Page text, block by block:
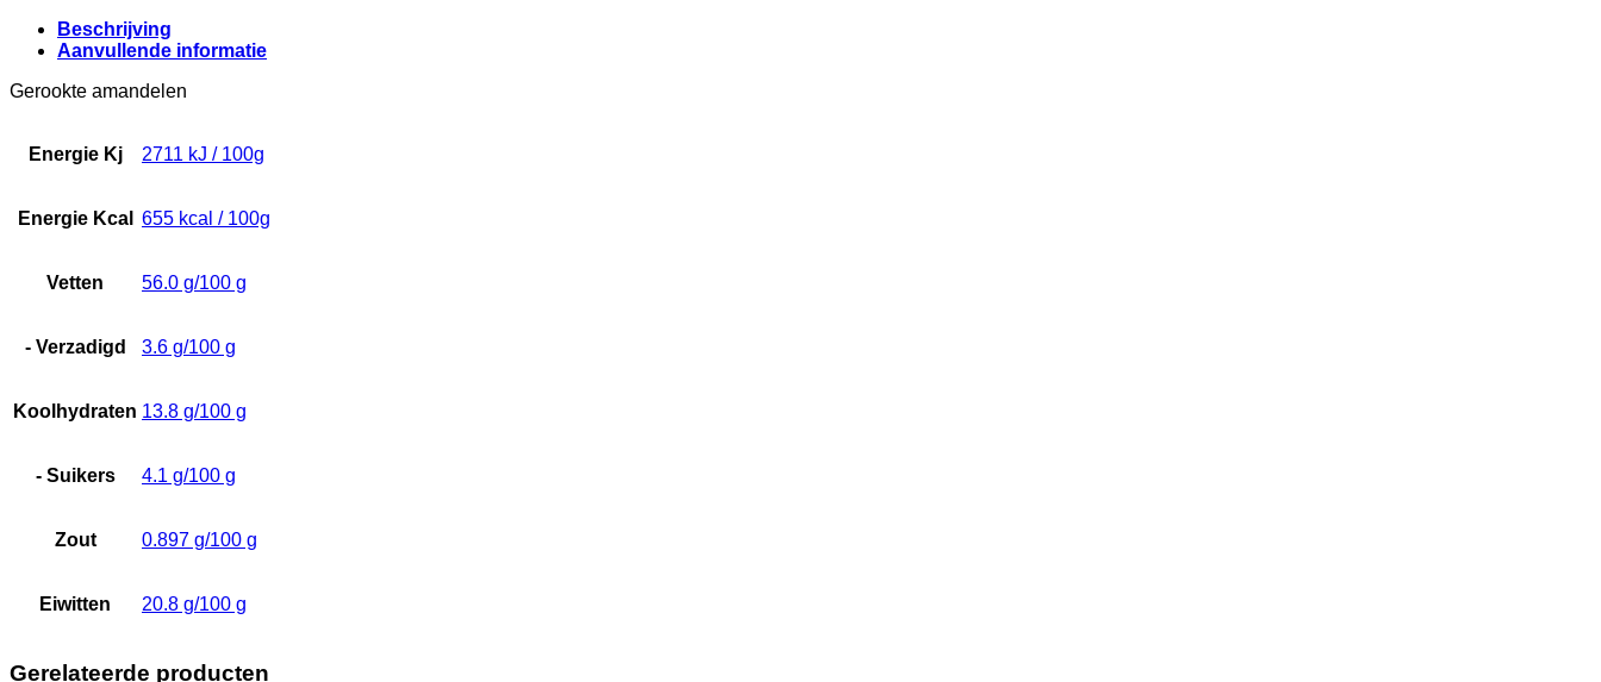
Beschrijving
Aanvullende informatie
Gerookte amandelen
Energie Kj 2711 kJ / 100g
Energie Kcal 655 kcal / 100g
Vetten 56.0 g/100 g
- Verzadigd 3.6 g/100 g
Koolhydraten 13.8 g/100 g
- Suikers 4.1 g/100 g
Zout 0.897 g/100 g
Eiwitten 20.8 g/100 g
Gerelateerde producten